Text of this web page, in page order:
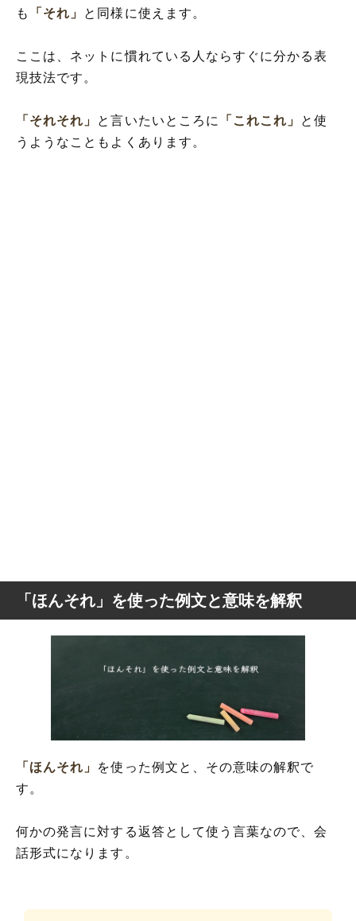
も
「それ」 と同様に使えます。
ここは、ネットに慣れている人ならすぐに分かる表
現技法です。
「それそれ」 と言いたいところに 「これこれ」 と使
うようなこともよくあります。
「ほんそれ」を使った例文と意味を解釈
「ほんそれ」 を使った例文と、その意味の解釈で
す。
何かの発言に対する返答として使う言葉なので、会
話形式になります。